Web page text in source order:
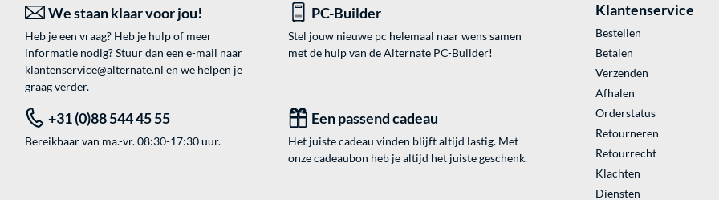
We staan klaar voor jou!
Heb je een vraag? Heb je hulp of meer
informatie nodig? Stuur dan een e-mail naar
klantenservice@alternate.nl en we helpen je
graag verder.
PC-Builder
Stel jouw nieuwe pc helemaal naar wens samen
met de hulp van de Alternate PC-Builder!
+31 (0)88 544 45 55
Bereikbaar van ma.-vr. 08:30-17:30 uur.
Een passend cadeau
Het juiste cadeau vinden blijft altijd lastig. Met
onze cadeaubon heb je altijd het juiste geschenk.
Klantenservice
Bestellen
Betalen
Verzenden
Afhalen
Orderstatus
Retourneren
Retourrecht
Klachten
Diensten